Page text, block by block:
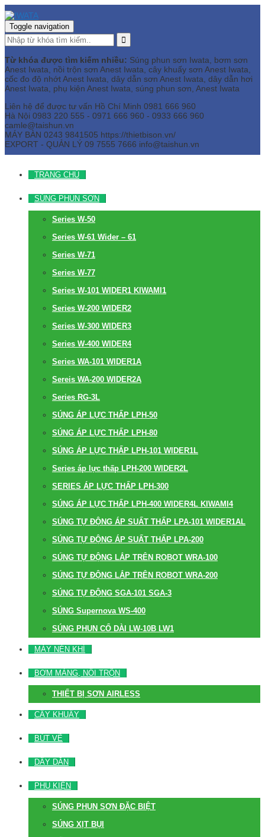
Toggle navigation
Từ khóa được tìm kiếm nhiều: Súng phun sơn Iwata, bơm sơn
Anest Iwata, nồi trộn sơn Anest Iwata, cây khuấy sơn Anest Iwata,
cốc đo độ nhớt Anest Iwata, dây dẫn sơn Anest Iwata, dây dẫn hơi
Anest Iwata, phụ kiện Anest Iwata, súng phun sơn, Anest Iwata
Liên hệ để được tư vấn Hồ Chí Minh 0981 666 960
Hà Nội 0983 220 555 - 0971 666 960 - 0933 666 960
camle@taishun.vn
MÁY BÀN 0243 9841505 https://thietbison.vn/
EXPORT - QUẢN LÝ 09 7555 7666 info@taishun.vn
TRANG CHỦ
SÚNG PHUN SƠN
Series W-50
Series W-61 Wider – 61
Series W-71
Series W-77
Series W-101 WIDER1 KIWAMI1
Series W-200 WIDER2
Series W-300 WIDER3
Series W-400 WIDER4
Series WA-101 WIDER1A
Sereis WA-200 WIDER2A
Series RG-3L
SÚNG ÁP LỰC THẤP LPH-50
SÚNG ÁP LỰC THẤP LPH-80
SÚNG ÁP LỰC THẤP LPH-101 WIDER1L
Series áp lực thấp LPH-200 WIDER2L
SERIES ÁP LỰC THẤP LPH-300
SÚNG ÁP LỰC THẤP LPH-400 WIDER4L KIWAMI4
SÚNG TỰ ĐỘNG ÁP SUẤT THẤP LPA-101 WIDER1AL
SÚNG TỰ ĐỘNG ÁP SUẤT THẤP LPA-200
SÚNG TỰ ĐỘNG LẮP TRÊN ROBOT WRA-100
SÚNG TỰ ĐỘNG LẮP TRÊN ROBOT WRA-200
SÚNG TỰ ĐỘNG SGA-101 SGA-3
SÚNG Supernova WS-400
SÚNG PHUN CỔ DÀI LW-10B LW1
MÁY NÉN KHÍ
BƠM MÀNG, NỒI TRỘN
THIẾT BỊ SƠN AIRLESS
CÂY KHUẤY
BÚT VẼ
DÂY DẪN
PHỤ KIỆN
SÚNG PHUN SƠN ĐẶC BIỆT
SÚNG XỊT BỤI